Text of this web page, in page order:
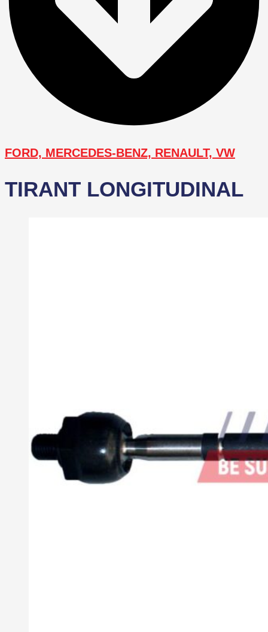
FORD, MERCEDES-BENZ, RENAULT, VW
TIRANT LONGITUDINAL